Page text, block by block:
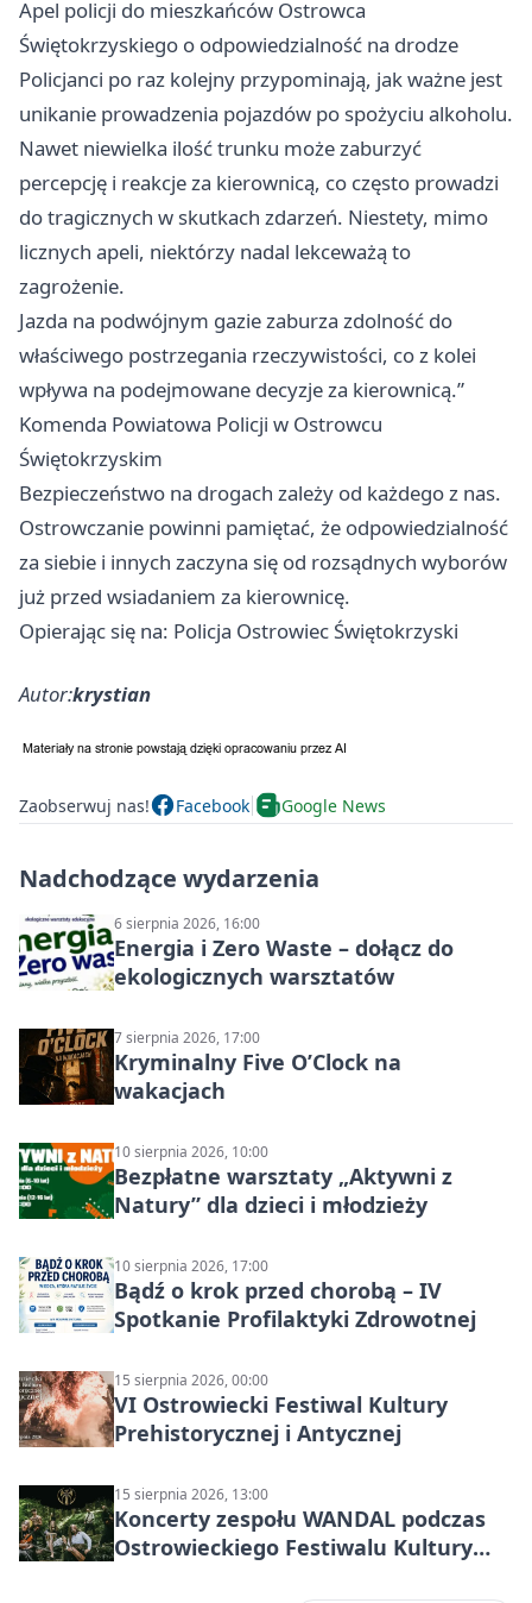
Apel policji do mieszkańców Ostrowca
Świętokrzyskiego o odpowiedzialność na drodze
Policjanci po raz kolejny przypominają, jak ważne jest
unikanie prowadzenia pojazdów po spożyciu alkoholu.
Nawet niewielka ilość trunku może zaburzyć
percepcję i reakcje za kierownicą, co często prowadzi
do tragicznych w skutkach zdarzeń. Niestety, mimo
licznych apeli, niektórzy nadal lekceważą to
zagrożenie.
Jazda na podwójnym gazie zaburza zdolność do
właściwego postrzegania rzeczywistości, co z kolei
wpływa na podejmowane decyzje za kierownicą.”
Komenda Powiatowa Policji w Ostrowcu
Świętokrzyskim
Bezpieczeństwo na drogach zależy od każdego z nas.
Ostrowczanie powinni pamiętać, że odpowiedzialność
za siebie i innych zaczyna się od rozsądnych wyborów
już przed wsiadaniem za kierownicę.
Opierając się na: Policja Ostrowiec Świętokrzyski
Autor:krystian
Zaobserwuj nas! Facebook Google News
Nadchodzące wydarzenia
6 sierpnia 2026, 16:00
Energia i Zero Waste – dołącz do
ekologicznych warsztatów
7 sierpnia 2026, 17:00
Kryminalny Five O’Clock na
wakacjach
10 sierpnia 2026, 10:00
Bezpłatne warsztaty „Aktywni z
Natury” dla dzieci i młodzieży
10 sierpnia 2026, 17:00
Bądź o krok przed chorobą – IV
Spotkanie Profilaktyki Zdrowotnej
15 sierpnia 2026, 00:00
VI Ostrowiecki Festiwal Kultury
Prehistorycznej i Antycznej
15 sierpnia 2026, 13:00
Koncerty zespołu WANDAL podczas
Ostrowieckiego Festiwalu Kultury